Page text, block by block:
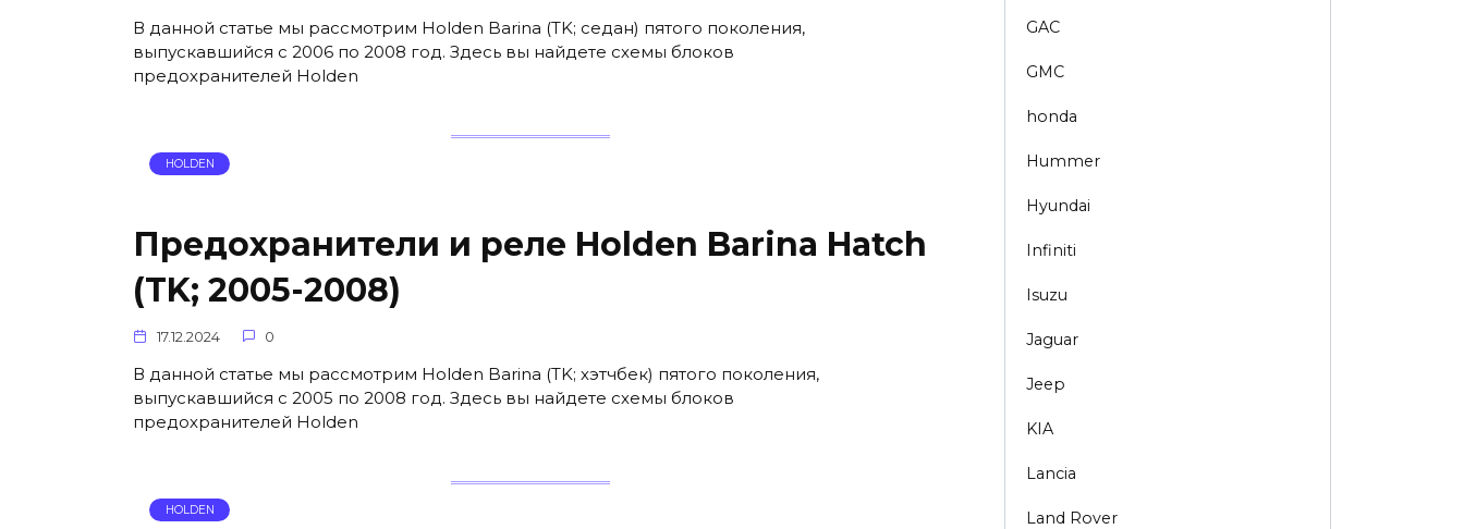
В данной статье мы рассмотрим Holden Barina (TK; седан) пятого поколения,
выпускавшийся с 2006 по 2008 год. Здесь вы найдете схемы блоков
предохранителей Holden
HOLDEN
Предохранители и реле Holden Barina Hatch
(TK; 2005-2008)
17.12.2024 0
В данной статье мы рассмотрим Holden Barina (TK; хэтчбек) пятого поколения,
выпускавшийся с 2005 по 2008 год. Здесь вы найдете схемы блоков
предохранителей Holden
HOLDEN
GAC
GMC
honda
Hummer
Hyundai
Infiniti
Isuzu
Jaguar
Jeep
KIA
Lancia
Land Rover